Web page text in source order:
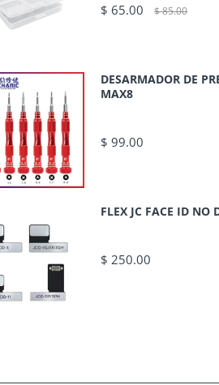
$ 65.00 $ 85.00
DESARMADOR DE
MAX8
$ 99.00
FLEX JC FACE ID NO
$ 250.00